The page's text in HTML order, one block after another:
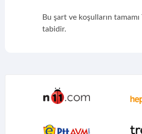
Bu şart ve koşulların
tabidir.